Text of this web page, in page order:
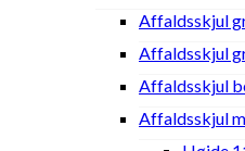
Affaldsskjul
Affaldsskjul
Affaldsskjul
Affaldsskjul